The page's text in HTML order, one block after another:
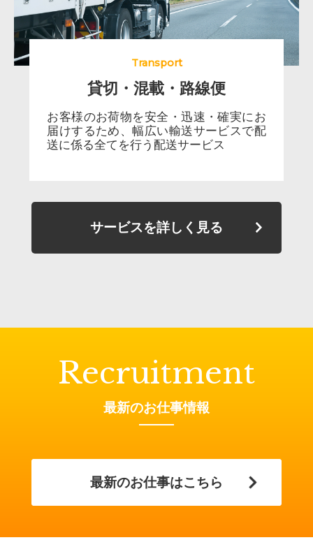
Transport
貸切・混載・路線便
お客様のお荷物を安全・迅速・確実にお
届けするため、幅広い輸送サービスで配
送に係る全てを行う配送サービス
サービスを詳しく見る
Recruitment
最新のお仕事情報
最新のお仕事はこちら
News